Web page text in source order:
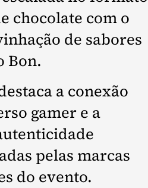
chocolate com o
de sabores
Bon.
a conexão
gamer e a
pelas marcas
do evento.